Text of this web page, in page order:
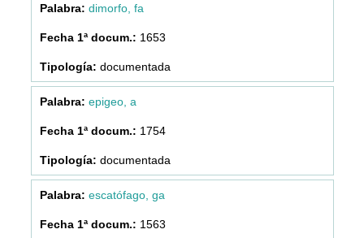
dimorfo, fa
1653
documentada
epigeo, a
1754
documentada
escatófago, ga
1563